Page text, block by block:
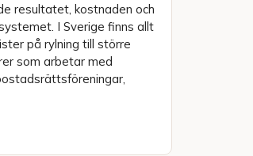
resultatet, kostnaden och
I Sverige finns allt
på rylning till större
som arbetar med